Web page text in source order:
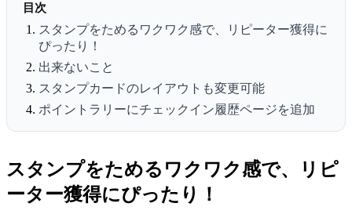
目次
スタンプをためるワクワク感で、リピーター獲得に
ぴったり！
出来ないこと
スタンプカードのレイアウトも変更可能
ポイントラリーにチェックイン履歴ページを追加
スタンプをためるワクワク感で、リピ
ーター獲得にぴったり！